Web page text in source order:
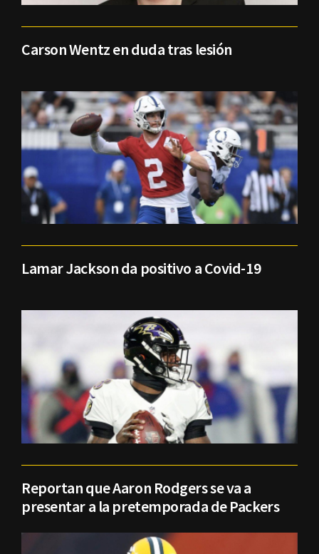
Carson Wentz en duda tras lesión
Lamar Jackson da positivo a Covid-19
Reportan que Aaron Rodgers se va a
presentar a la pretemporada de Packers